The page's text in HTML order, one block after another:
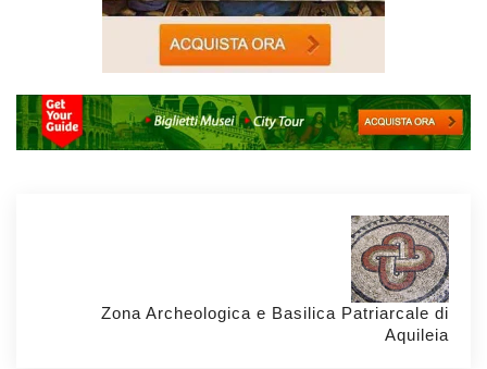
Zona Archeologica e Basilica Patriarcale di
Aquileia